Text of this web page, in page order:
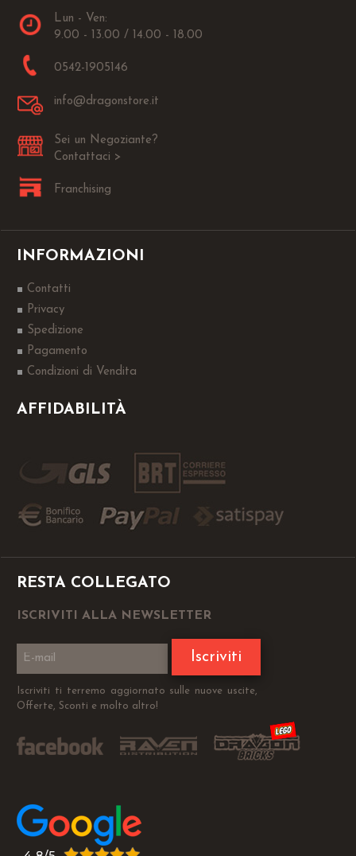
Lun - Ven:
9.00 - 13.00 / 14.00 - 18.00
0542-1905146
info@dragonstore.it
Sei un Negoziante?
Contattaci >
Franchising
INFORMAZIONI
Contatti
Privacy
Spedizione
Pagamento
Condizioni di Vendita
AFFIDABILITÀ
RESTA COLLEGATO
ISCRIVITI ALLA NEWSLETTER
Iscriviti
Iscriviti ti terremo aggiornato sulle nuove uscite,
Offerte, Sconti e molto altro!